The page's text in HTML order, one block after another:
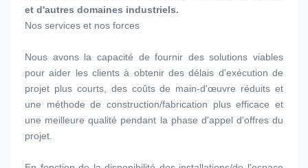
et d'autres domaines industriels.
Nos services et nos forces
Nous avons la capacité de fournir des solutions viables
pour aider les clients à obtenir des délais d'exécution de
projet plus courts, des coûts de main-d'œuvre réduits et
une méthode de construction/fabrication plus efficace et
une meilleure qualité pendant la phase d'appel d'offres du
projet.